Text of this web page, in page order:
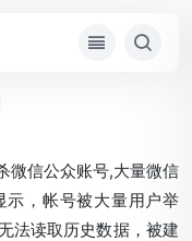
微信公众账号,大量微信
示，帐号被大量用户举
法读取历史数据，被建